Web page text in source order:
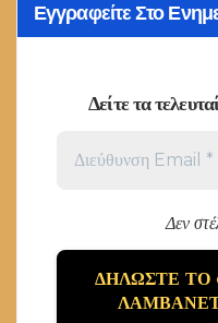
Εγγραφείτε Στο
Δείτε τα
Δεν